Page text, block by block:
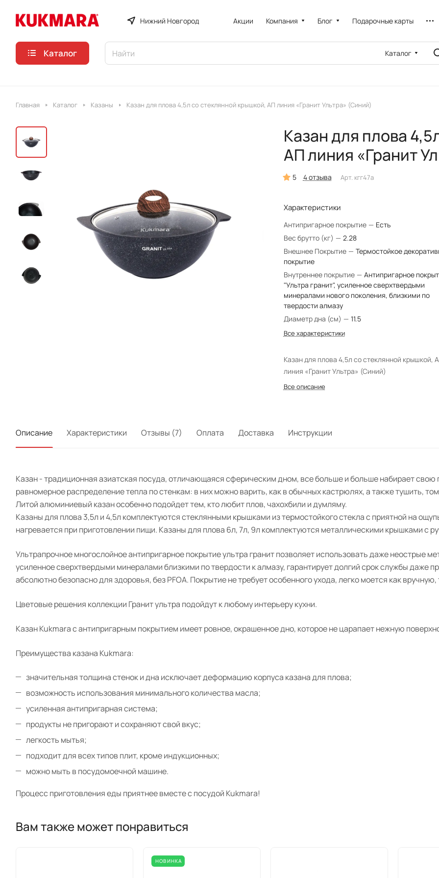
Нижний Новгород Акции Компания Блог Подарочные карты
Каталог Каталог
Главная Каталог Казаны Казан для плова 4,5л со стеклянной крышкой, АП линия «Гранит Ультра» (Синий)
Казан для плова
АП линия «Гранит
5 4 отзыва Арт. кгг47а
Характеристики
Антипригарное покрытие — Есть
Вес брутто (кг) — 2.28
Внешнее Покрытие — Термостойкое
покрытие
Внутреннее покрытие — Антипригарное
"Ультра гранит", усиленное сверхтвердыми
минералами нового поколения, близкими по
твердости алмазу
Диаметр дна (см) — 11.5
Все характеристики
Казан для плова 4,5л со стеклянной крышкой,
линия «Гранит Ультра» (Синий)
Все описание
Описание Характеристики Отзывы (7) Оплата Доставка Инструкции
Казан - традиционная азиатская посуда, отличающаяся сферическим дном, все больше и больше набирает
равномерное распределение тепла по стенкам: в них можно варить, как в обычных кастрюлях, а также тушить,
Литой алюминиевый казан особенно подойдет тем, кто любит плов, чахохбили и думляму.
Казаны для плова 3,5л и 4,5л комплектуются стеклянными крышками из термостойкого стекла с приятной на
нагревается при приготовлении пищи. Казаны для плова 6л, 7л, 9л комплектуются металлическими крышками с
Ультрапрочное многослойное антипригарное покрытие ультра гранит позволяет использовать даже неострые
усиленное сверхтвердыми минералами близкими по твердости к алмазу, гарантирует долгий срок службы даже
абсолютно безопасно для здоровья, без PFOA. Покрытие не требует особенного ухода, легко моется как
Цветовые решения коллекции Гранит ультра подойдут к любому интерьеру кухни.
Казан Kukmara с антипригарным покрытием имеет ровное, окрашенное дно, которое не царапает нежную
Преимущества казана Kukmara:
значительная толщина стенок и дна исключает деформацию корпуса казана для плова;
возможность использования минимального количества масла;
усиленная антипригарная система;
продукты не пригорают и сохраняют свой вкус;
легкость мытья;
подходит для всех типов плит, кроме индукционных;
можно мыть в посудомоечной машине.
Процесс приготовления еды приятнее вместе с посудой Kukmara!
Вам также может понравиться
НОВИНКА